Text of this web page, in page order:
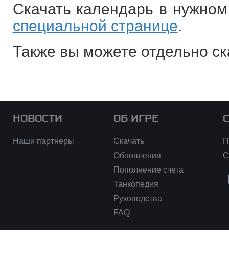
Скачать календарь в
специальной странице.
Также вы можете отдельно
НОВОСТИ
Наши партнеры
ОБ ИГРЕ
Скачать
Обновления
Пополнение счета
Танкопедия
Руководства
FAQ